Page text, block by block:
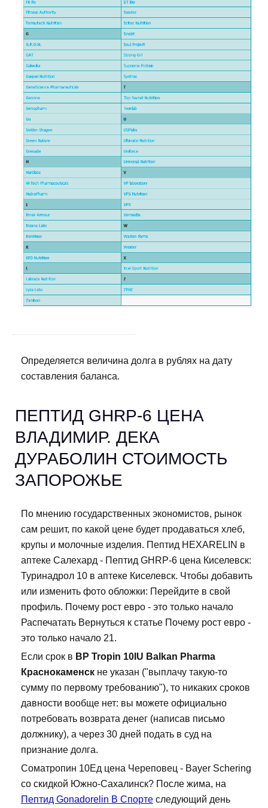
Определяется величина долга в рублях на дату
составления баланса.
ПЕПТИД GHRP-6 ЦЕНА
ВЛАДИМИР. ДЕКА
ДУРАБОЛИН СТОИМОСТЬ
ЗАПОРОЖЬЕ
По мнению государственных экономистов, рынок
сам решит, по какой цене будет продаваться хлеб,
крупы и молочные изделия. Пептид HEXARELIN в
аптеке Салехард - Пептид GHRP-6 цена Киселевск:
Туринадрол 10 в аптеке Киселевск. Чтобы добавить
или изменить фото обложки: Перейдите в свой
профиль. Почему рост евро - это только начало
Распечатать Вернуться к статье Почему рост евро -
это только начало 21.
Если срок в BP Tropin 10IU Balkan Pharma
Краснокаменск не указан ("выплачу такую-то
сумму по первому требованию"), то никаких сроков
давности вообще нет: вы можете официально
потребовать возврата денег (написав письмо
должнику), а через 30 дней подать в суд на
признание долга.
Cоматропин 10Ед цена Череповец - Bayer Schering
со скидкой Южно-Сахалинск? После жима, на
Пептид Gonadorelin В Спорте следующий день